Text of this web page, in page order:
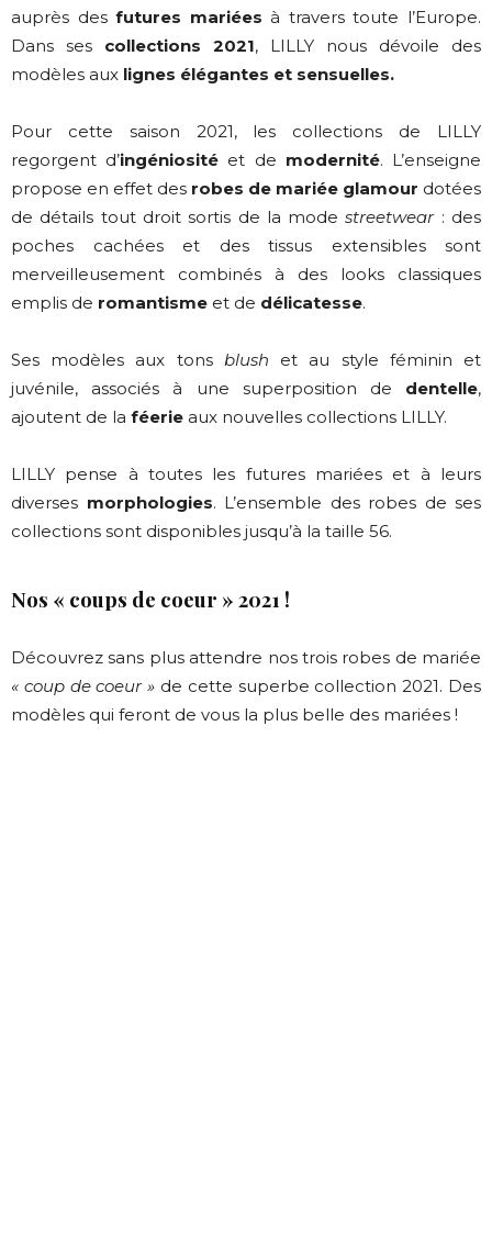
auprès desfutures mariées à travers toute l’Europe.
Dans ses collections 2021, LILLY nous dévoile des
modèles aux lignes élégantes et sensuelles.
Pour cette saison 2021, les collections de LILLY
regorgent d’ingéniosité et de modernité. L’enseigne
propose en effet des robes de mariée glamour dotées
de détails tout droit sortis de la modestreetwear: des
poches cachées et des tissus extensibles sont
merveilleusement combinés à des looks classiques
emplis de romantisme et de délicatesse.
Ses modèles aux tons blush et au style féminin et
juvénile, associés à une superposition de dentelle,
ajoutent de la féerie aux nouvelles collections LILLY.
LILLY pense à toutes les futures mariées et à leurs
diverses morphologies. L’ensemble des robes de ses
collections sont disponibles jusqu’à la taille 56.
Nos « coups de coeur » 2021 !
Découvrez sans plus attendre nos trois robes de mariée
« coup de coeur » de cette superbe collection 2021. Des
modèles qui feront de vous la plus belle des mariées !